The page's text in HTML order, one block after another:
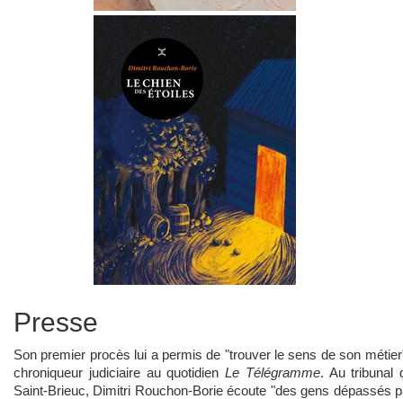
Presse
Son premier procès lui a permis de "trouver le sens de son
chroniqueur judiciaire au quotidien Le Télégramme. Au tribunal
Saint-Brieuc, Dimitri Rouchon-Borie écoute "des gens dépassés